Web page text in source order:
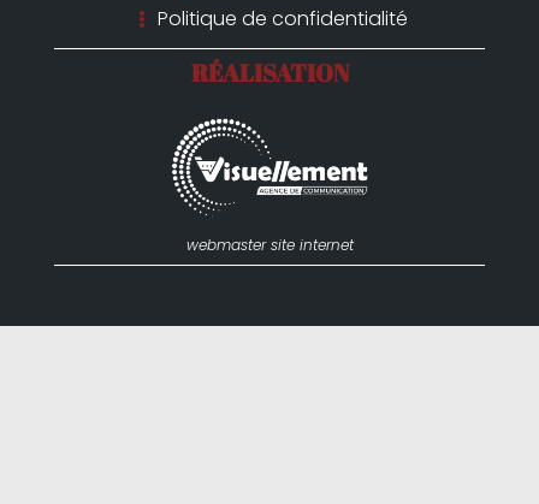
Politique de confidentialité
RÉALISATION
webmaster site internet